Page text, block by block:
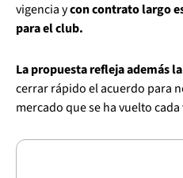
vigencia ycon contrato largo
para el club.
La propuesta refleja además
cerrar rápido el acuerdo para
mercado que se ha vuelto